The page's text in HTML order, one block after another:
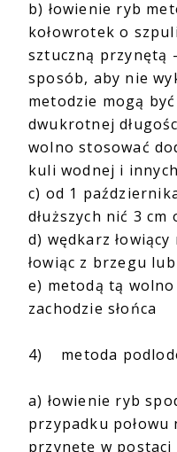
b) łowienie ryb
kołowrotek o
sztuczną przynętą
sposób, aby nie
metodzie mogą
dwukrotnej
wolno stosować
kuli wodnej i
c) od 1
dłuższych nić 3
d) wędkarz
łowiąc z brzegu
e) metodą tą
zachodzie słońca
4) metoda
a) łowienie ryb
przypadku
przynętę w